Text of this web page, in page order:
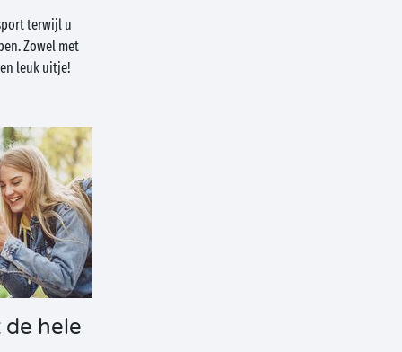
terwijl u
Zowel met
leuk uitje!
hele